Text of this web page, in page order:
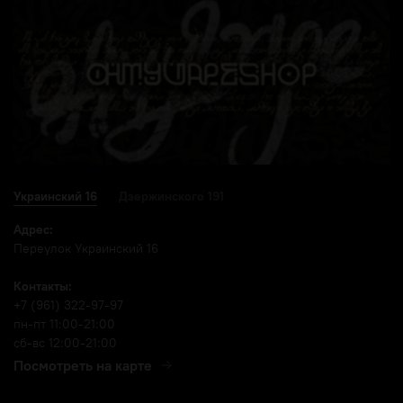
Украинский 16
Адрес:
Переулок Украинский 16
Контакты:
+7 (961) 322-97-97
пн-пт 11:00-21:00
сб-вс 12:00-21:00
Посмотреть на карте